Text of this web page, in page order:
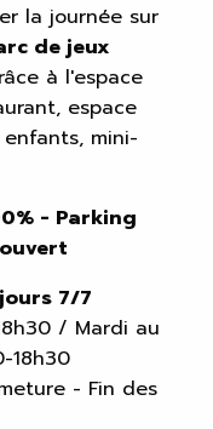
la journée sur
de jeux
à l'espace
espace
mini-
- Parking
jours 7/7
/ Mardi au
18h30
- Fin des